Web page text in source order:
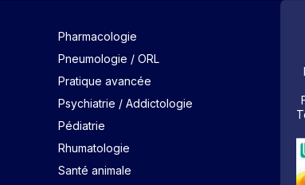
Pharmacologie
Pneumologie / ORL
Pratique avancée
Psychiatrie / Addictologie
Pédiatrie
Rhumatologie
Santé animale